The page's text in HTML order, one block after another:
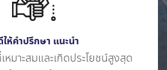
ห้คำปรึกษา แนะนำ
เหมาะสมและเกิดประโยชน์สูงสุด